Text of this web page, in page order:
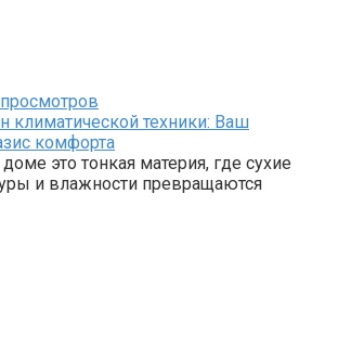
климатической техники: Ваш
комфорта
это тонкая материя, где сухие
и влажности превращаются